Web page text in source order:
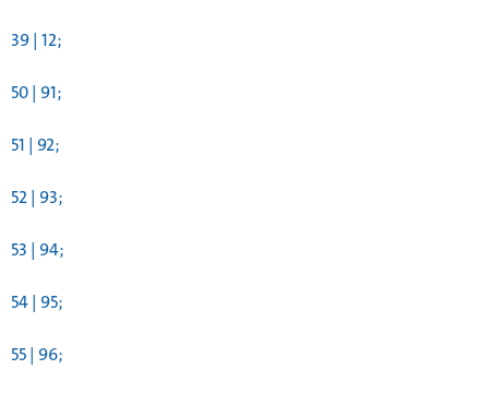
39 | 12;
50 | 91;
51 | 92;
52 | 93;
53 | 94;
54 | 95;
55 | 96;